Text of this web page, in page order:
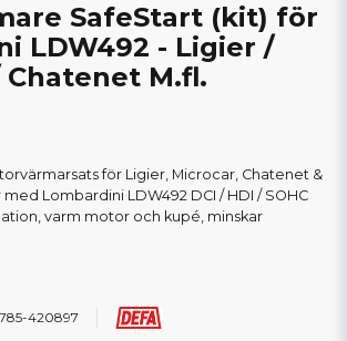
SafeStart (kit) för
LDW492 - Ligier /
Chatenet M.fl.
för Ligier, Microcar, Chatenet &
Lombardini LDW492 DCI / HDI / SOHC
varm motor och kupé, minskar
420897